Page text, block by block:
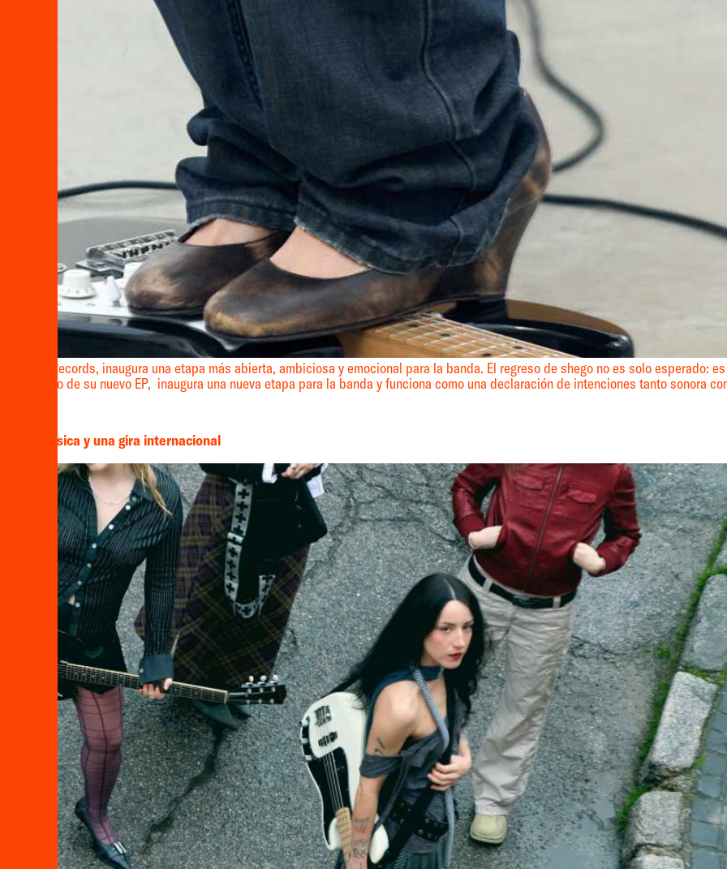
Ernie Records, inaugura una etapa más abierta, ambiciosa y emocional para la banda. El regreso de shego no es solo esperado: es
adelanto de su nuevo EP, inaugura una nueva etapa para la banda y funciona como una declaración de intenciones tanto sonora
música y una gira internacional